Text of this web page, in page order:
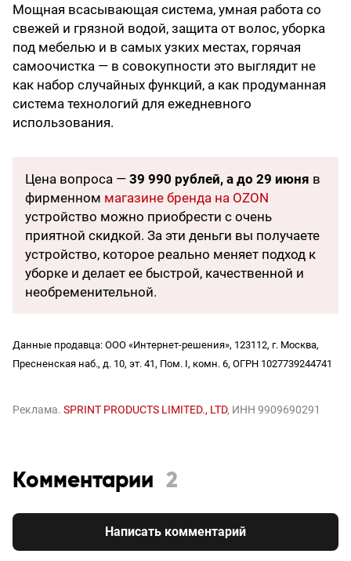
Мощная всасывающая система, умная работа со
свежей и грязной водой, защита от волос, уборка
под мебелью и в самых узких местах, горячая
самоочистка — в совокупности это выглядит не
как набор случайных функций, а как продуманная
система технологий для ежедневного
использования.
Цена вопроса — 39 990 рублей, а до 29 июня в
фирменном магазине бренда на OZON
устройство можно приобрести с очень
приятной скидкой. За эти деньги вы получаете
устройство, которое реально меняет подход к
уборке и делает ее быстрой, качественной и
необременительной.
Данные продавца: ООО «Интернет-решения», 123112, г. Москва,
Пресненская наб., д. 10, эт. 41, Пом. I, комн. 6, ОГРН 1027739244741
Реклама. SPRINT PRODUCTS LIMITED., LTD, ИНН 9909690291
Комментарии 2
Написать комментарий